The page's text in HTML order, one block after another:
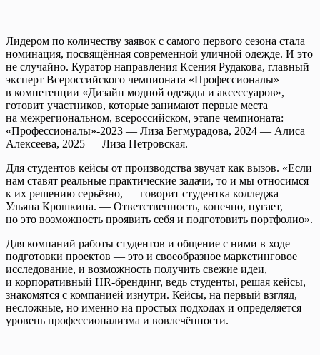
Лидером по количеству заявок с самого первого сезона стала
номинация, посвящённая современной уличной одежде. И это
не случайно. Куратор направления Ксения Рудакова, главный
эксперт Всероссийского чемпионата «Профессионалы»
в компетенции «Дизайн модной одежды и аксессуаров»,
готовит участников, которые занимают первые места
на межрегиональном, всероссийском, этапе чемпионата:
«Профессионалы»-2023 — Лиза Бегмурадова, 2024 — Алиса
Алексеева, 2025 — Лиза Петровская.
Для студентов кейсы от производства звучат как вызов. «Если
нам ставят реальные практические задачи, то и мы относимся
к их решению серьёзно, — говорит студентка колледжа
Ульяна Крошкина. — Ответственность, конечно, пугает,
но это возможность проявить себя и подготовить портфолио».
Для компаний работы студентов и общение с ними в ходе
подготовки проектов — это и своеобразное маркетинговое
исследование, и возможность получить свежие идеи,
и корпоративный HR-брендинг, ведь студенты, решая кейсы,
знакомятся с компанией изнутри. Кейсы, на первый взгляд,
несложные, но именно на простых подходах и определяется
уровень профессионализма и вовлечённости.